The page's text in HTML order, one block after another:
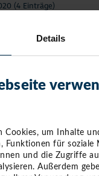
Details
Cookies, um Inhalte
Funktionen für soziale
und die Zugriffe
Außerdem
(4 Einträge)